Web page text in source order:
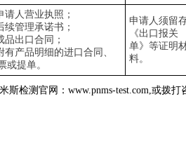
请人营业执照；
续管理承诺书；
品出口合同；
有产品明细的进口合同、
或提单。
申请人须留
《出口报关
单》等证明
料。
斯检测官网： www.pnms-test.com,或拨打